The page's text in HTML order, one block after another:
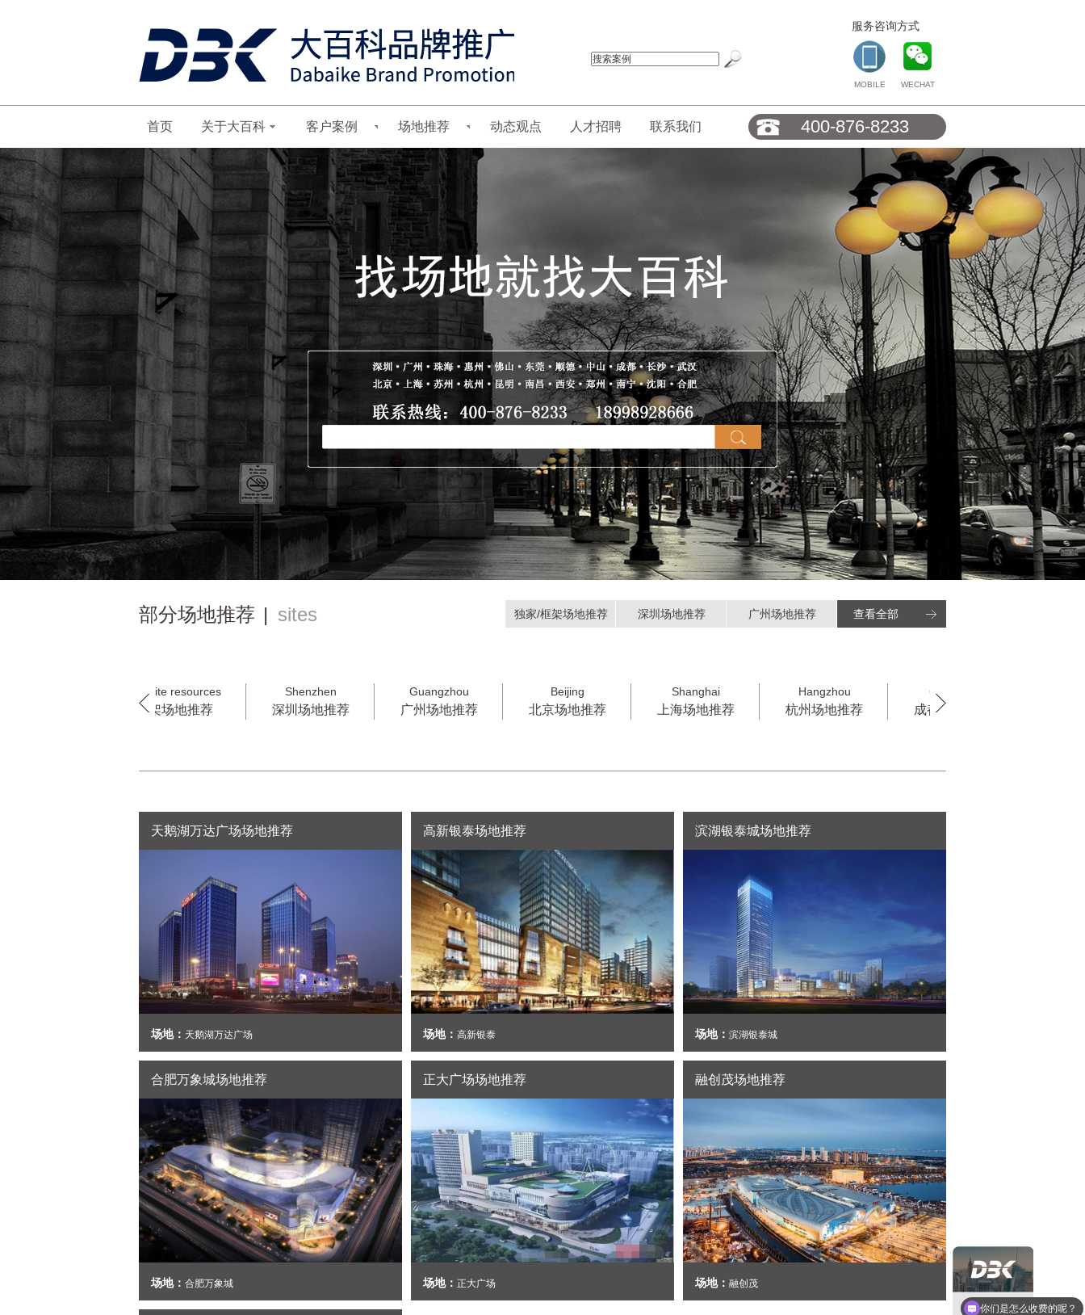
服务咨询方式
MOBILE WECHAT
400-876-8233
首页 关于大百科 客户案例 场地推荐 动态观点 人才招聘 联系我们
独家/框架场地推荐 深圳场地推荐 广州场地推荐 查看全部
部分场地推荐 | sites
Exclusive site resources
独家/框架场地推荐 深圳场地推荐
Guangzhou
广州场地推荐 北京场地推荐 上海场地推荐 杭州场地推荐 成都场地推荐
天鹅湖万达广场场地推荐
场地： 天鹅湖万达广场
高新银泰场地推荐
场地： 高新银泰
滨湖银泰城场地推荐
场地： 滨湖银泰城
合肥万象城场地推荐
场地： 合肥万象城
正大广场场地推荐
场地： 正大广场
融创茂场地推荐
场地： 融创茂
你们是怎么收费的呢？
现在有优惠活动么？